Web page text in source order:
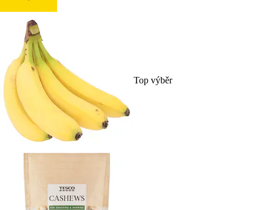
Top výběr